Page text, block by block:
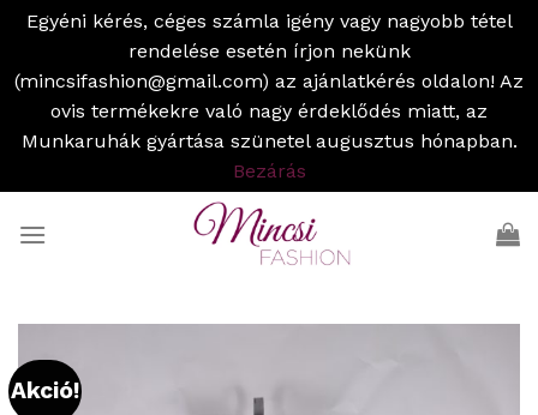
Egyéni kérés, céges számla igény vagy nagyobb tétel
rendelése esetén írjon nekünk
(mincsifashion@gmail.com) az ajánlatkérés oldalon! Az
ovis termékekre való nagy érdeklődés miatt, az
Munkaruhák gyártása szünetel augusztus hónapban.
Bezárás
Akció!